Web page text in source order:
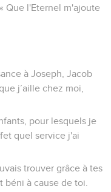
Que l'Eternel m'ajoute
à Joseph, Jacob
j’aille chez moi,
pour lesquels je
quel service j'ai
trouver grâce à tes
béni à cause de toi.